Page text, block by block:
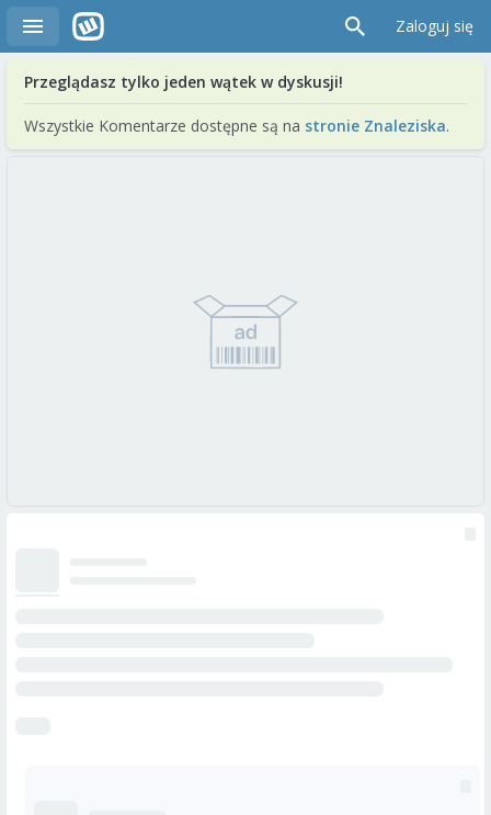
Zaloguj się
Przeglądasz tylko jeden wątek w dyskusji!
Wszystkie Komentarze dostępne są na stronie Znaleziska.